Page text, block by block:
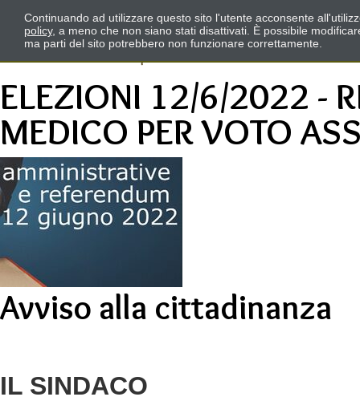
ELEZIONI 12/6/2022 -
MEDICO PER VOTO
Avviso alla cittadinanza
IL SINDACO
Continuando ad utilizzare questo sito l'utente acconsente
policy, a meno che non siano stati disattivati. È possibile
ma parti del sito potrebbero non funzionare correttamente.